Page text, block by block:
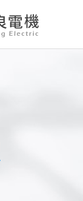
站